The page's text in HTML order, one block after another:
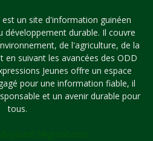
un site d'information guinéen
développement durable. Il couvre
de l'agriculture, de la
en suivant les avancées des ODD
Jeunes offre un espace
pour une information fiable, il
et un avenir durable pour
tous.